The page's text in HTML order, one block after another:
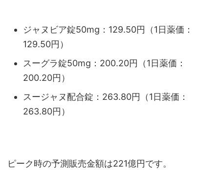
ジャヌビア錠50mg：129.50円（1日薬価：
129.50円）
スーグラ錠50mg：200.20円（1日薬価：
200.20円）
スージャヌ配合錠：263.80円（1日薬価：
263.80円）
ピーク時の予測販売金額は221億円です。